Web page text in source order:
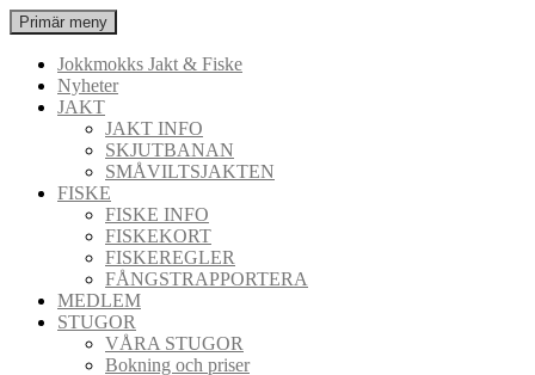
Hoppa
till
innehåll
Jokkmokks Jakt & Fiske
Sök
Primär meny
Jokkmokks Jakt & Fiske
Nyheter
JAKT
JAKT INFO
SKJUTBANAN
SMÅVILTSJAKTEN
FISKE
FISKE INFO
FISKEKORT
FISKEREGLER
FÅNGSTRAPPORTERA
MEDLEM
STUGOR
VÅRA STUGOR
Bokning och priser